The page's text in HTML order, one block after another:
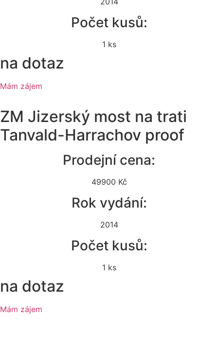
Počet kusů:
1 ks
na dotaz
Mám zájem
ZM Jizerský most na trati
Tanvald-Harrachov proof
Prodejní cena:
49900 Kč
Rok vydání:
2014
Počet kusů:
1 ks
na dotaz
Mám zájem